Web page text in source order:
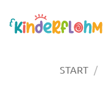
Inhalt
springen
START /